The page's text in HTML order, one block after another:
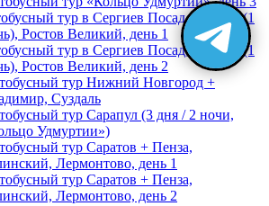
тур в Сергиев Посад, Москву (1
Ростов Великий, день 1
тур в Сергиев Посад, Москву (1
Ростов Великий, день 2
тур Нижний Новгород +
Суздаль
тур Сарапул (3 дня / 2 ночи,
Удмуртии»)
тур Саратов + Пенза,
Лермонтово, день 1
тур Саратов + Пенза,
Лермонтово, день 2